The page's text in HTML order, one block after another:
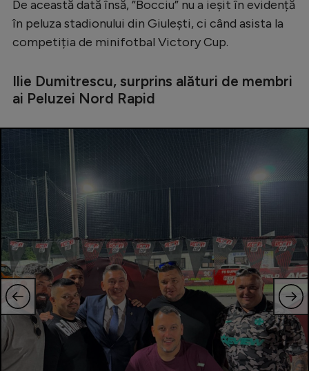
Starurile fotbalului
Stranieri
Clasamente
Tenis
Handbal
Natație
Formula 1
Gimnastică
Auto
Rugby
Ciclism
De această dată însă, ”Bocciu” nu a ieșit în evidență
în peluza stadionului din Giulești, ci când asista la
competiția de minifotbal Victory Cup.
Ilie Dumitrescu, surprins alături de membri
ai Peluzei Nord Rapid